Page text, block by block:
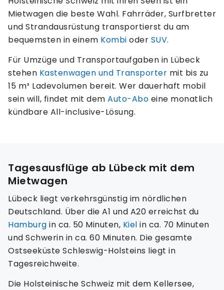
Mietwagen die beste Wahl. Fahrräder, Surfbretter
und Strandausrüstung transportierst du am
bequemsten in einem Kombi oder SUV.
Für Umzüge und Transportaufgaben in Lübeck
stehen Kastenwagen und Transporter mit bis zu
15 m³ Ladevolumen bereit. Wer dauerhaft mobil
sein will, findet mit dem Auto-Abo eine monatlich
kündbare All-inclusive-Lösung.
Tagesausflüge ab Lübeck mit dem
Mietwagen
Lübeck liegt verkehrsgünstig im nördlichen
Deutschland. Über die A1 und A20 erreichst du
Hamburg in ca. 50 Minuten, Kiel in ca. 70 Minuten
und Schwerin in ca. 60 Minuten. Die gesamte
Ostseeküste Schleswig-Holsteins liegt in
Tagesreichweite.
Die Holsteinische Schweiz mit dem Kellersee,